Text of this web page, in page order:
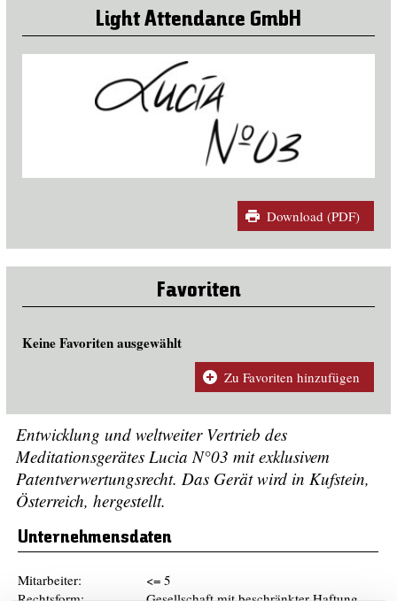
Light Attendance GmbH
Download (PDF)
Favoriten
Keine Favoriten ausgewählt
Zu Favoriten hinzufügen
Entwicklung und weltweiter Vertrieb des
Meditationsgerätes Lucia N°03 mit exklusivem
Patentverwertungsrecht. Das Gerät wird in Kufstein,
Österreich, hergestellt.
Unternehmensdaten
Mitarbeiter:
<= 5